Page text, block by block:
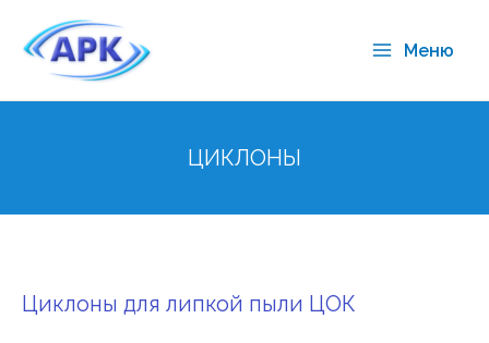
Меню
ЦИКЛОНЫ
Циклоны для липкой пыли ЦОК